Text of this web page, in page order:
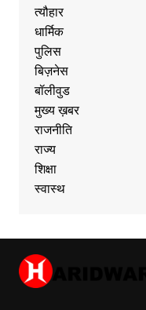
त्यौहार
धार्मिक
पुलिस
बिज़नेस
बॉलीवुड
मुख्य ख़बर
राजनीति
राज्य
शिक्षा
स्वास्थ